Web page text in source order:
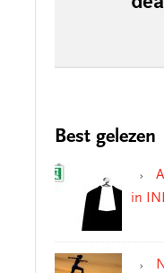
Best gelezen
in